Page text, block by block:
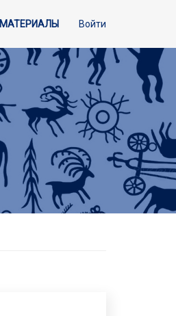
МАТЕРИАЛЫ Войти